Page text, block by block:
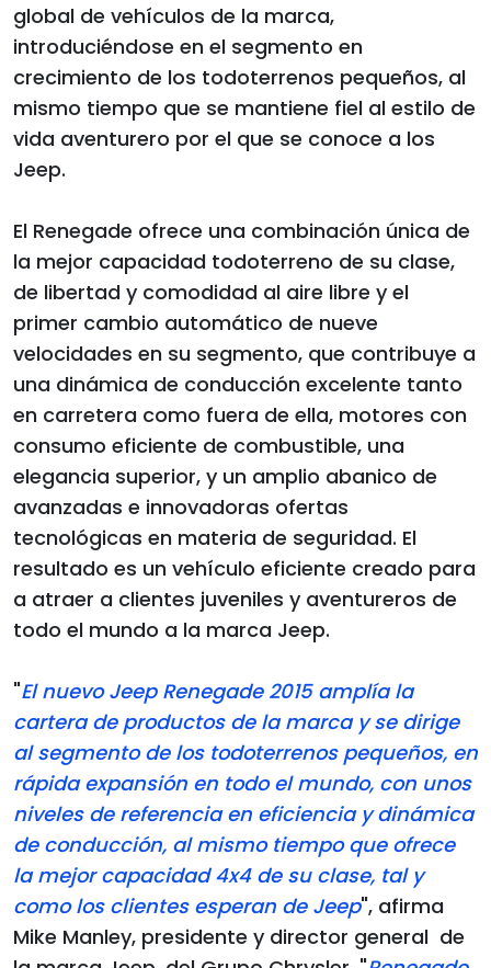
global de vehículos de la marca,
introduciéndose en el segmento en
crecimiento de los todoterrenos pequeños, al
mismo tiempo que se mantiene fiel al estilo de
vida aventurero por el que se conoce a los
Jeep.
El Renegade ofrece una combinación única de
la mejor capacidad todoterreno de su clase,
de libertad y comodidad al aire libre y el
primer cambio automático de nueve
velocidades en su segmento, que contribuye a
una dinámica de conducción excelente tanto
en carretera como fuera de ella, motores con
consumo eficiente de combustible, una
elegancia superior, y un amplio abanico de
avanzadas e innovadoras ofertas
tecnológicas en materia de seguridad. El
resultado es un vehículo eficiente creado para
a atraer a clientes juveniles y aventureros de
todo el mundo a la marca Jeep.
"El nuevo Jeep Renegade 2015 amplía la
cartera de productos de la marca y se dirige
al segmento de los todoterrenos pequeños, en
rápida expansión en todo el mundo, con unos
niveles de referencia en eficiencia y dinámica
de conducción, al mismo tiempo que ofrece
la mejor capacidad 4x4 de su clase, tal y
como los clientes esperan de Jeep", afirma
Mike Manley, presidente y director general de